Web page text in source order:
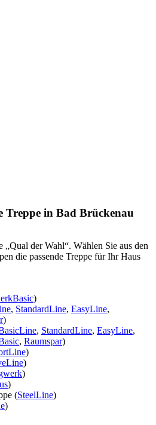
Treppe in Bad Brückenau
„Qual der Wahl“. Wählen Sie aus den
die passende Treppe für Ihr Haus
)
, StandardLine, EasyLine,
)
, StandardLine, EasyLine,
, Raumspar)
)
)
)
)
(SteelLine)
)